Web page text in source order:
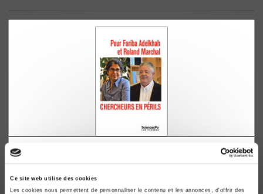
Ce site web utilise des cookies
Les cookies nous permettent de personnaliser le contenu et les annonces, d'offrir des
Pour Fariba Adelkhah et Roland Marchal.
Chercheurs en périls
Jean-François Bayart, Ariel Colonomos